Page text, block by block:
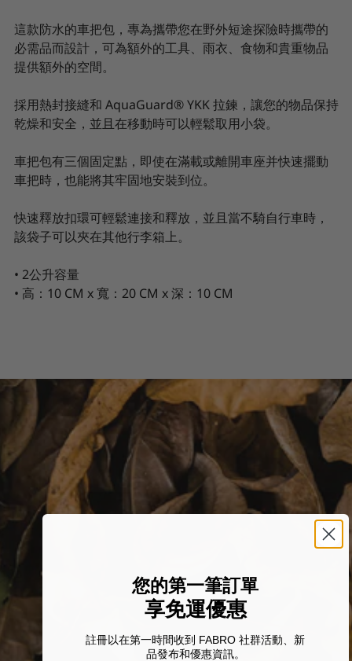
這款防水的車把包，專為攜帶您在野外短途探險時攜帶的
必需品而設計，可為額外的工具、雨衣、食物和貴重物品
提供額外的空間。
採用熱封接縫和 AquaGuard® YKK 拉鍊，讓您的物品保持
乾燥和安全，並且在移動時可以輕鬆取用小袋。
車把包有三個固定點，即使在滿載或離開車座并快速擺動
車把時，也能將其牢固地安裝到位。
快速釋放扣環可輕鬆連接和釋放，並且當不騎自行車時，
該袋子可以夾在其他行李箱上。
• 2公升容量
• 高：10 CM x 寬：20 CM x 深：10 CM
您的第一筆訂單
享免運優惠
註冊以在第一時間收到 FABRO 社群活動、新
品發布和優惠資訊。